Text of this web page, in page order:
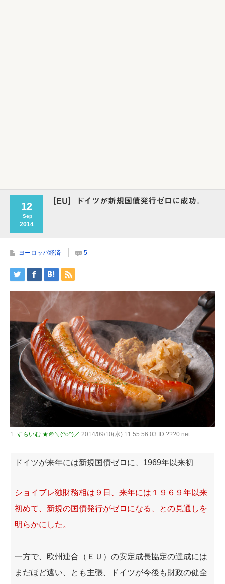
12
Sep
2014
【EU】ドイツが新規国債発行ゼロに成功。
ヨーロッパ経済 5
1: すらいむ ★＠＼(^o^)／ 2014/09/10(水) 11:55:56.03 ID:???0.net
ドイツが来年には新規国債ゼロに、1969年以来初
ショイブレ独財務相は９日、来年には１９６９年以来
初めて、新規の国債発行がゼロになる、との見通しを
明らかにした。
一方で、欧州連合（ＥＵ）の安定成長協定の達成には
まだほど遠い、とも主張、ドイツが今後も財政の健全